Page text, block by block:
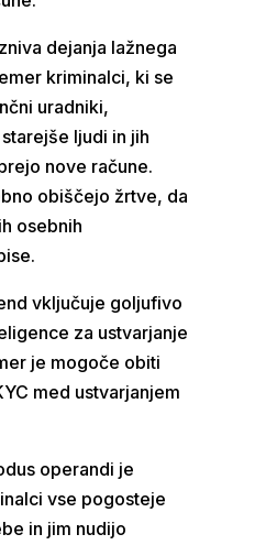
dejanja lažnega
kriminalci, ki se
uradniki,
ljudi in jih
nove račune.
obiščejo žrtve, da
osebnih
vključuje goljufivo
za ustvarjanje
je mogoče obiti
med ustvarjanjem
operandi je
vse pogosteje
in jim nudijo